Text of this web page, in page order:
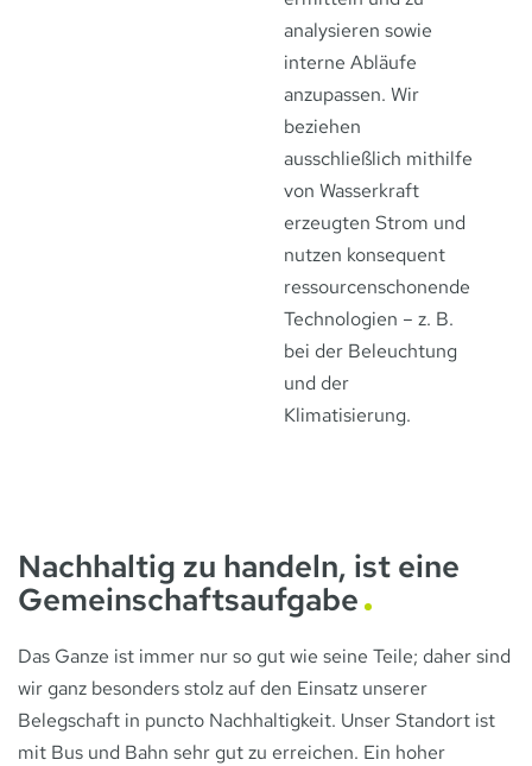
analysieren sowie
interne Abläufe
anzupassen. Wir
beziehen
ausschließlich mithilfe
von Wasserkraft
erzeugten Strom und
nutzen konsequent
ressourcenschonende
Technologien – z. B.
bei der Beleuchtung
und der
Klimatisierung.
Nachhaltig zu handeln, ist eine
Gemeinschaftsaufgabe
Das Ganze ist immer nur so gut wie seine Teile; daher sind
wir ganz besonders stolz auf den Einsatz unserer
Belegschaft in puncto Nachhaltigkeit. Unser Standort ist
mit Bus und Bahn sehr gut zu erreichen. Ein hoher